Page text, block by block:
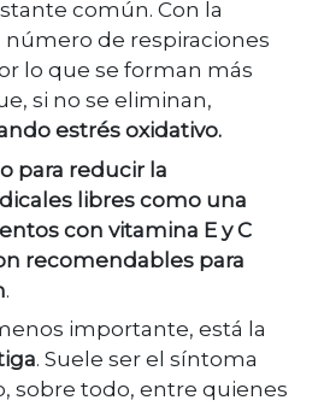
común. Con la
número de respiraciones
lo que se forman más
si no se eliminan,
estrés oxidativo.
para reducir la
libres como una
con vitamina E y C
recomendables para
.
importante, está la
. Suele ser el síntoma
sobre todo, entre quienes